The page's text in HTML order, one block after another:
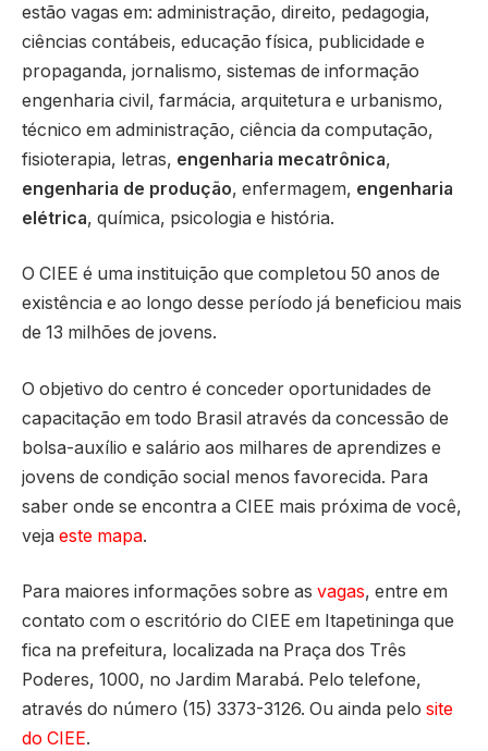
estão vagas em: administração, direito, pedagogia,
ciências contábeis, educação física, publicidade e
propaganda, jornalismo, sistemas de informação
engenharia civil, farmácia, arquitetura e urbanismo,
técnico em administração, ciência da computação,
fisioterapia, letras, engenharia mecatrônica,
engenharia de produção, enfermagem, engenharia
elétrica, química, psicologia e história.
O CIEE é uma instituição que completou 50 anos de
existência e ao longo desse período já beneficiou mais
de 13 milhões de jovens.
O objetivo do centro é conceder oportunidades de
capacitação em todo Brasil através da concessão de
bolsa-auxílio e salário aos milhares de aprendizes e
jovens de condição social menos favorecida. Para
saber onde se encontra a CIEE mais próxima de você,
veja este mapa.
Para maiores informações sobre as vagas, entre em
contato com o escritório do CIEE em Itapetininga que
fica na prefeitura, localizada na Praça dos Três
Poderes, 1000, no Jardim Marabá. Pelo telefone,
através do número (15) 3373-3126. Ou ainda pelo site
do CIEE.